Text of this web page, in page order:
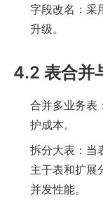
字段改名：采
升级。
4.2 表合并
合并多业务表
护成本。
拆分大表：当
主干表和扩
并发性能。